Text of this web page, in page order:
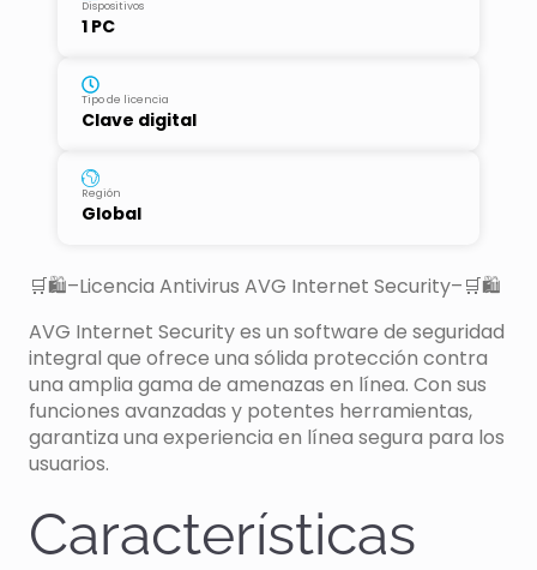
Dispositivos
1 PC
Tipo de licencia
Clave digital
Región
Global
🛒🛍–Licencia Antivirus AVG Internet Security–🛒🛍
AVG Internet Security es un software de seguridad
integral que ofrece una sólida protección contra
una amplia gama de amenazas en línea. Con sus
funciones avanzadas y potentes herramientas,
garantiza una experiencia en línea segura para los
usuarios.
Características